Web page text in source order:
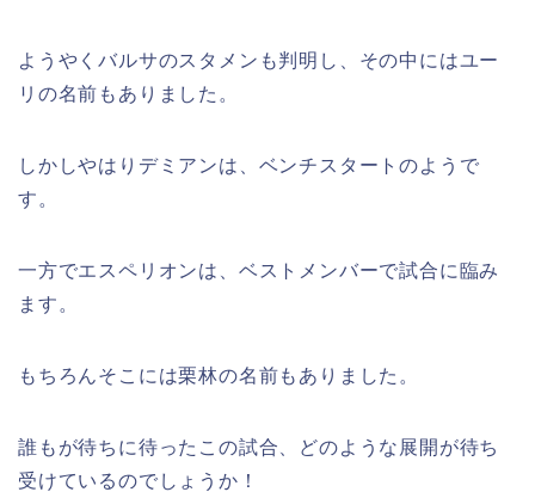
ようやくバルサのスタメンも判明し、その中にはユー
リの名前もありました。
しかしやはりデミアンは、ベンチスタートのようで
す。
一方でエスペリオンは、ベストメンバーで試合に臨み
ます。
もちろんそこには栗林の名前もありました。
誰もが待ちに待ったこの試合、どのような展開が待ち
受けているのでしょうか！